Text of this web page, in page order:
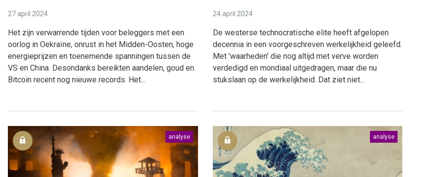
27 april 2024
Het zijn verwarrende tijden voor beleggers met een
oorlog in Oekraïne, onrust in het Midden-Oosten, hoge
energieprijzen en toenemende spanningen tussen de
VS en China. Desondanks bereikten aandelen, goud en
Bitcoin recent nog nieuwe records. Het...
24 april 2024
De westerse technocratische elite heeft afgelopen
decennia in een voorgeschreven werkelijkheid geleefd.
Met 'waarheden' die nog altijd met verve worden
verdedigd en mondiaal uitgedragen, maar die nu
stukslaan op de werkelijkheid. Dat ziet niet...
analyse analyse